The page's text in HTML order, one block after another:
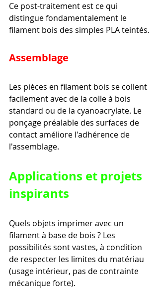
Ce post-traitement est ce qui
distingue fondamentalement le
filament bois des simples PLA teintés.
Assemblage
Les pièces en filament bois se collent
facilement avec de la colle à bois
standard ou de la cyanoacrylate. Le
ponçage préalable des surfaces de
contact améliore l'adhérence de
l'assemblage.
Applications et projets
inspirants
Quels objets imprimer avec un
filament à base de bois ? Les
possibilités sont vastes, à condition
de respecter les limites du matériau
(usage intérieur, pas de contrainte
mécanique forte).